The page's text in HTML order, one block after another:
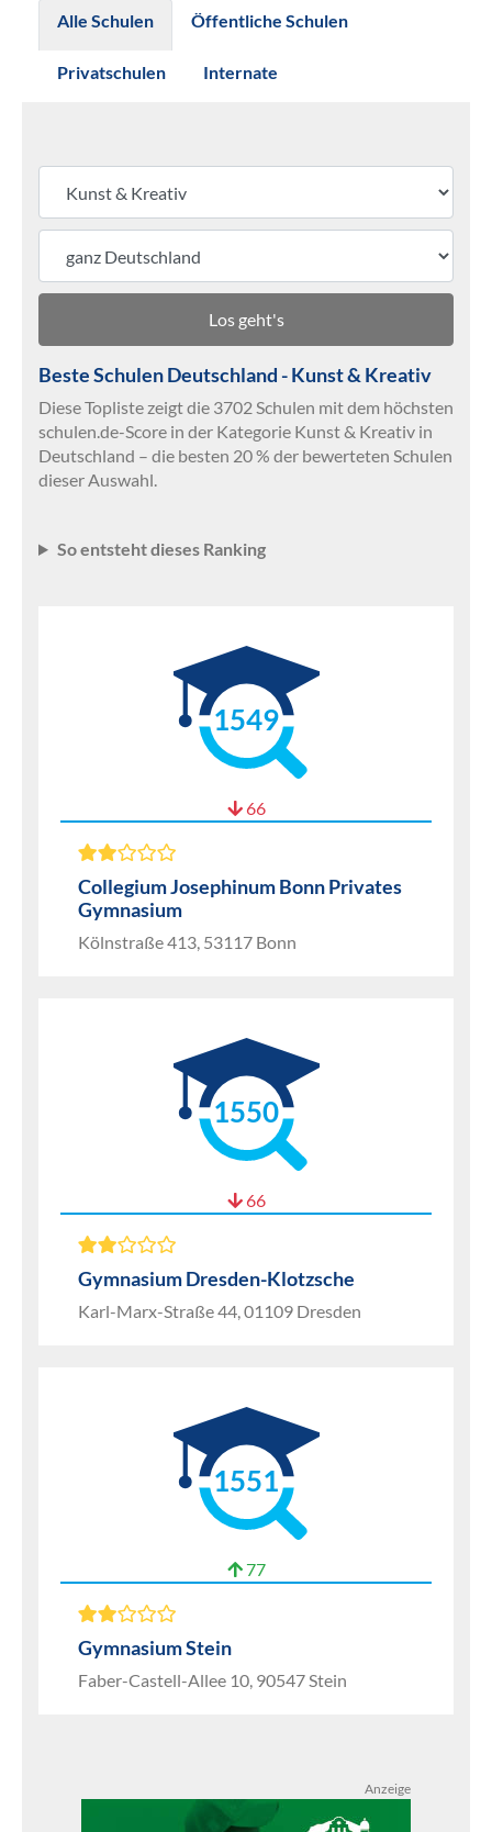
Alle Schulen Öffentliche Schulen
Privatschulen Internate
Los geht's
Beste Schulen Deutschland - Kunst & Kreativ
Diese Topliste zeigt die 3702 Schulen mit dem höchsten
schulen.de-Score in der Kategorie Kunst & Kreativ in
Deutschland – die besten 20 % der bewerteten Schulen
dieser Auswahl.
So entsteht dieses Ranking
1549
66
Collegium Josephinum Bonn Privates
Gymnasium
Kölnstraße 413, 53117 Bonn
1550
66
Gymnasium Dresden-Klotzsche
Karl-Marx-Straße 44, 01109 Dresden
1551
77
Gymnasium Stein
Faber-Castell-Allee 10, 90547 Stein
Anzeige